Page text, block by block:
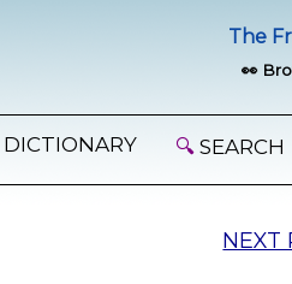
The
👀
DICTIONARY 🔍 SEARCH
NEXT